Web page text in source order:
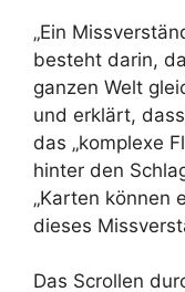
„Ein
besteht darin,
ganzen Welt
und erklärt,
das „komplexe
hinter den
„Karten können
dieses
Das Scrollen